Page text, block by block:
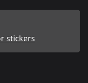
stickers